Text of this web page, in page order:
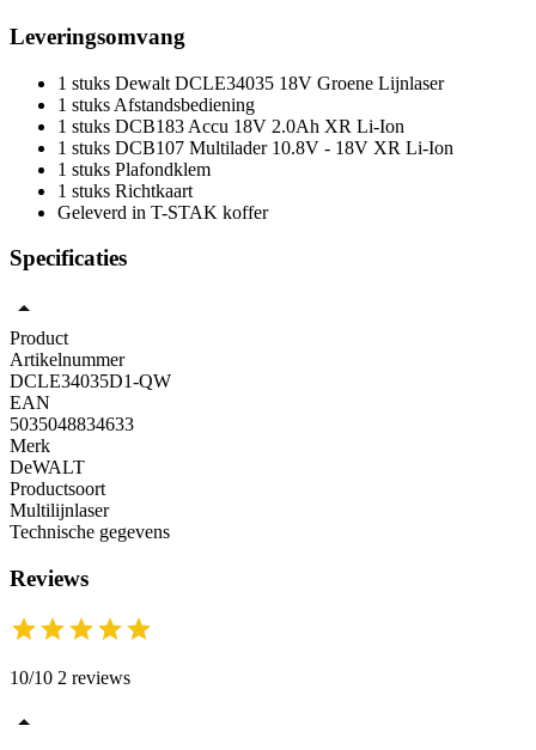
Leveringsomvang
1 stuks Dewalt DCLE34035 18V Groene Lijnlaser
1 stuks Afstandsbediening
1 stuks DCB183 Accu 18V 2.0Ah XR Li-Ion
1 stuks DCB107 Multilader 10.8V - 18V XR Li-Ion
1 stuks Plafondklem
1 stuks Richtkaart
Geleverd in T-STAK koffer
Specificaties
Product
Artikelnummer
DCLE34035D1-QW
EAN
5035048834633
Merk
DeWALT
Productsoort
Multilijnlaser
Technische gegevens
Reviews
10/10 2 reviews